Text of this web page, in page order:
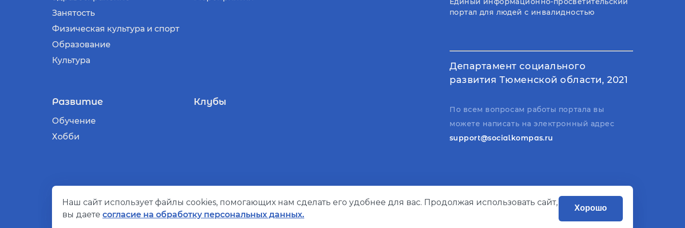
Занятость
Физическая культура и спорт
Образование
Культура
Развитие
Обучение
Хобби
Клубы
портал для людей с инвалидностью
Департамент социального
развития Тюменской области, 2021
По всем вопросам работы портала вы
можете написать на электронный адрес
support@socialkompas.ru
© Социальный компас, 2026 Политика конфиденциальности Разработано
Наш сайт использует файлы cookies, помогающих нам сделать его удобнее для вас. Продолжая использовать сайт,
вы даете согласие на обработку персональных данных.
Хорошо